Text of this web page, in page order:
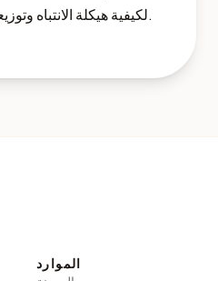
لكيفية هيكلة الانتباه وتوزيعه وتحويله على الإنترنت.
الموارد